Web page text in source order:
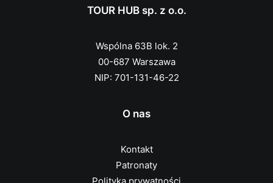
TOUR HUB sp. z o.o.
Wspólna 63B lok. 2
00-687 Warszawa
NIP: 701-131-46-22
O nas
Kontakt
Patronaty